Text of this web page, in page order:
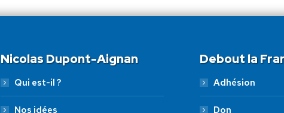
Nicolas Dupont-Aignan
Qui est-il ?
Nos idées
Debout la
Adhésion
Don